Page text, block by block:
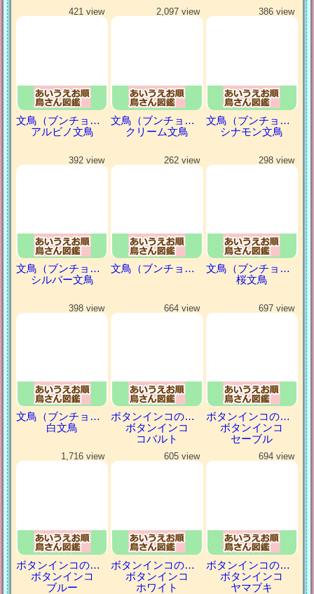
421 view
文鳥（ブンチョウ）
アルビノ文鳥
2,097 view
文鳥（ブンチョウ）
クリーム文鳥
386 view
文鳥（ブンチョウ）
シナモン文鳥
392 view
文鳥（ブンチョウ）
シルバー文鳥
262 view
文鳥（ブンチョウ）
298 view
文鳥（ブンチョウ）
桜文鳥
398 view
文鳥（ブンチョウ）
白文鳥
664 view
ボタンインコの仲間
ボタンインコ
コバルト
697 view
ボタンインコの仲間
ボタンインコ
セーブル
1,716 view
ボタンインコの仲間
ボタンインコ
ブルー
605 view
ボタンインコの仲間
ボタンインコ
ホワイト
694 view
ボタンインコの仲間
ボタンインコ
ヤマブキ